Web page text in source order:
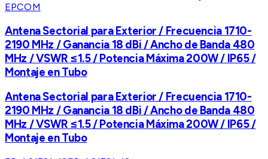
EPCOM
Antena Sectorial para Exterior / Frecuencia 1710-
2190 MHz / Ganancia 18 dBi / Ancho de Banda 480
MHz / VSWR ≤1.5 / Potencia Máxima 200W / IP65 /
Montaje en Tubo
Antena Sectorial para Exterior / Frecuencia 1710-
2190 MHz / Ganancia 18 dBi / Ancho de Banda 480
MHz / VSWR ≤1.5 / Potencia Máxima 200W / IP65 /
Montaje en Tubo